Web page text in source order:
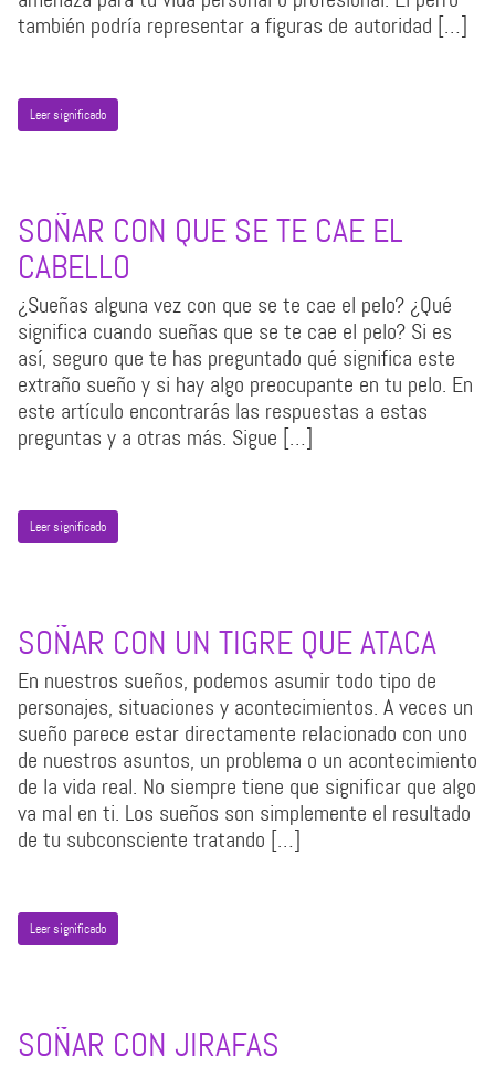
también podría representar a figuras de autoridad […]
Leer significado
SOÑAR CON QUE SE TE CAE EL
CABELLO
¿Sueñas alguna vez con que se te cae el pelo? ¿Qué
significa cuando sueñas que se te cae el pelo? Si es
así, seguro que te has preguntado qué significa este
extraño sueño y si hay algo preocupante en tu pelo. En
este artículo encontrarás las respuestas a estas
preguntas y a otras más. Sigue […]
Leer significado
SOÑAR CON UN TIGRE QUE ATACA
En nuestros sueños, podemos asumir todo tipo de
personajes, situaciones y acontecimientos. A veces un
sueño parece estar directamente relacionado con uno
de nuestros asuntos, un problema o un acontecimiento
de la vida real. No siempre tiene que significar que algo
va mal en ti. Los sueños son simplemente el resultado
de tu subconsciente tratando […]
Leer significado
SOÑAR CON JIRAFAS